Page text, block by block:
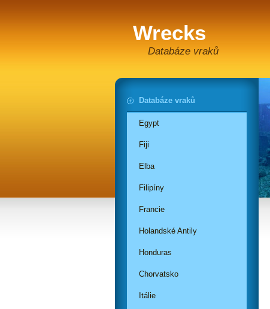
Wrecks
Databáze vraků
Databáze vraků
Egypt
Fiji
Elba
Filipíny
Francie
Holandské Antily
Honduras
Chorvatsko
Itálie